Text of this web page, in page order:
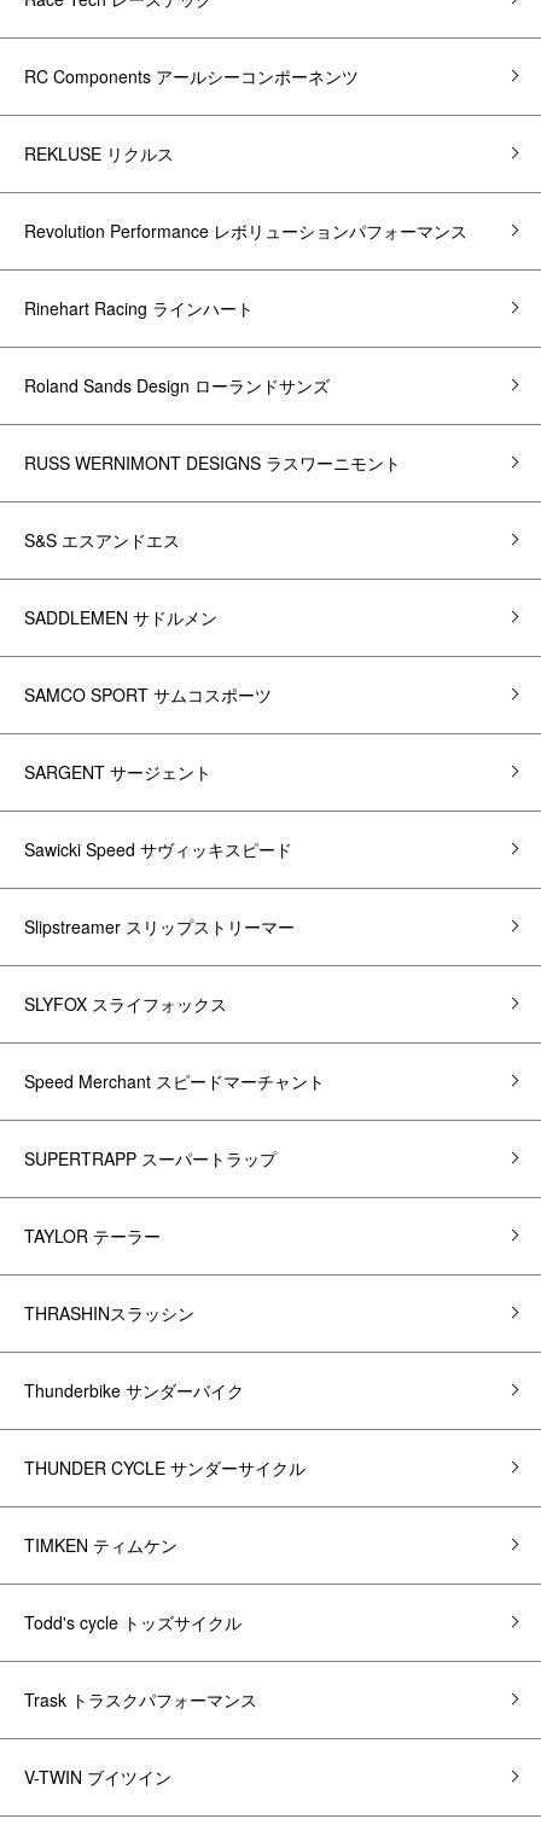
RC Components アールシーコンポーネンツ
REKLUSE リクルス
Revolution Performance レボリューションパフォーマンス
Rinehart Racing ラインハート
Roland Sands Design ローランドサンズ
RUSS WERNIMONT DESIGNS ラスワーニモント
S&S エスアンドエス
SADDLEMEN サドルメン
SAMCO SPORT サムコスポーツ
SARGENT サージェント
Sawicki Speed サヴィッキスピード
Slipstreamer スリップストリーマー
SLYFOX スライフォックス
Speed Merchant スピードマーチャント
SUPERTRAPP スーパートラップ
TAYLOR テーラー
THRASHINスラッシン
Thunderbike サンダーバイク
THUNDER CYCLE サンダーサイクル
TIMKEN ティムケン
Todd's cycle トッズサイクル
Trask トラスクパフォーマンス
V-TWIN ブイツイン